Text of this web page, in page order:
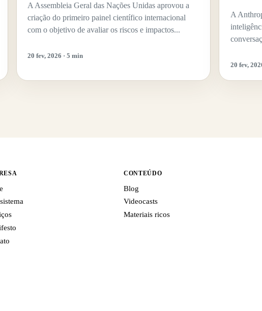
A Assembleia Geral das Nações Unidas aprovou a
criação do primeiro painel científico internacional
com o objetivo de avaliar os riscos e impactos...
20 fev, 2026 · 5 min
A
20 fev,
CONTEÚDO
Blog
Videocasts
Materiais ricos